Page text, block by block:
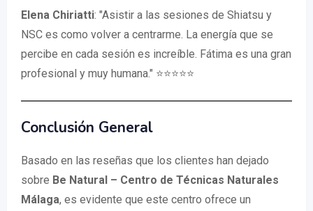
Elena Chiriatti: "Asistir a las sesiones de Shiatsu y
NSC es como volver a centrarme. La energía que se
percibe en cada sesión es increíble. Fátima es una gran
profesional y muy humana." ⭐⭐⭐⭐⭐
Conclusión General
Basado en las reseñas que los clientes han dejado
sobre Be Natural – Centro de Técnicas Naturales
Málaga, es evidente que este centro ofrece un